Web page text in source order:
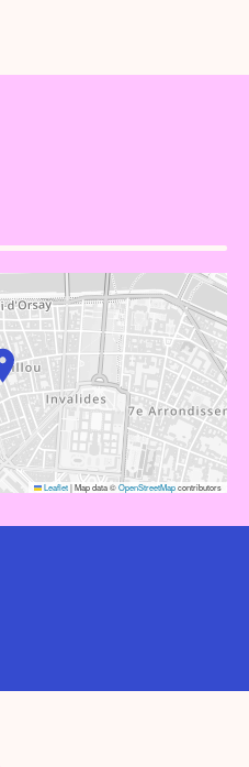
Leaflet|Map data ©OpenStreetMapcontributors